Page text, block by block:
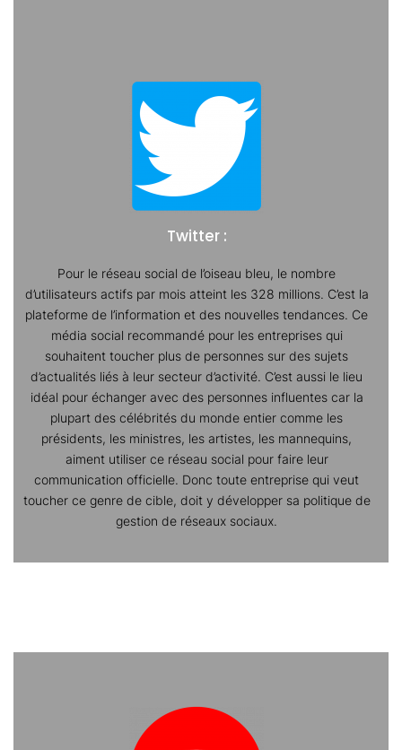
Twitter :
Pour le réseau social de l’oiseau bleu, le nombre
d’utilisateurs actifs par mois atteint les 328 millions. C’est la
plateforme de l’information et des nouvelles tendances. Ce
média social recommandé pour les entreprises qui
souhaitent toucher plus de personnes sur des sujets
d’actualités liés à leur secteur d’activité. C’est aussi le lieu
idéal pour échanger avec des personnes influentes car la
plupart des célébrités du monde entier comme les
présidents, les ministres, les artistes, les mannequins,
aiment utiliser ce réseau social pour faire leur
communication officielle. Donc toute entreprise qui veut
toucher ce genre de cible, doit y développer sa politique de
gestion de réseaux sociaux.